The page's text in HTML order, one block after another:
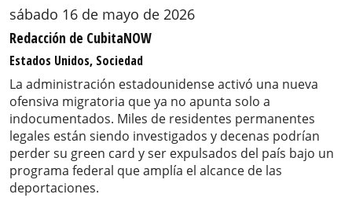
sábado 16 de mayo de 2026
Redacción de CubitaNOW
Estados Unidos, Sociedad
La administración estadounidense activó una nueva
ofensiva migratoria que ya no apunta solo a
indocumentados. Miles de residentes permanentes
legales están siendo investigados y decenas podrían
perder su green card y ser expulsados del país bajo un
programa federal que amplía el alcance de las
deportaciones.